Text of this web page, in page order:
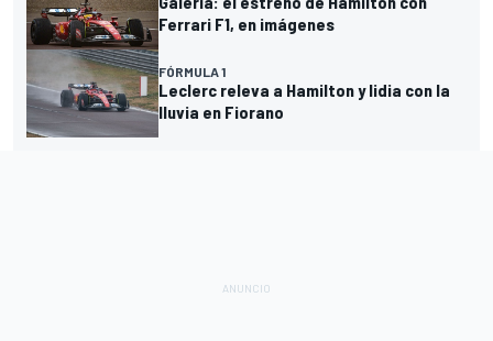
Ferrari F1, en imágenes
FÓRMULA 1
Leclerc releva a Hamilton y lidia con la
lluvia en Fiorano